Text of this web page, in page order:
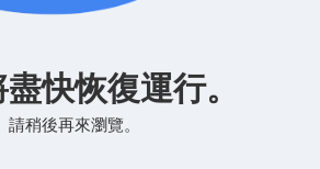
快恢復運行。
請稍後再來瀏覽。